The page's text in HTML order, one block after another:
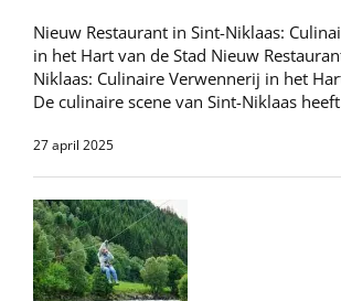
Nieuw Restaurant in Sint-Niklaas:
in het Hart van de Stad Nieuw
Niklaas: Culinaire Verwennerij in het
De culinaire scene van Sint-Niklaas
27 april 2025